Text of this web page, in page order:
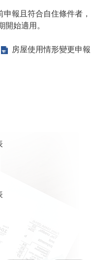
報且符合自住條件者，
開始適用。
房屋使用情形變更申報